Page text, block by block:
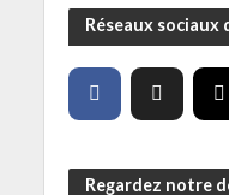
Réseaux sociaux
Regardez notre